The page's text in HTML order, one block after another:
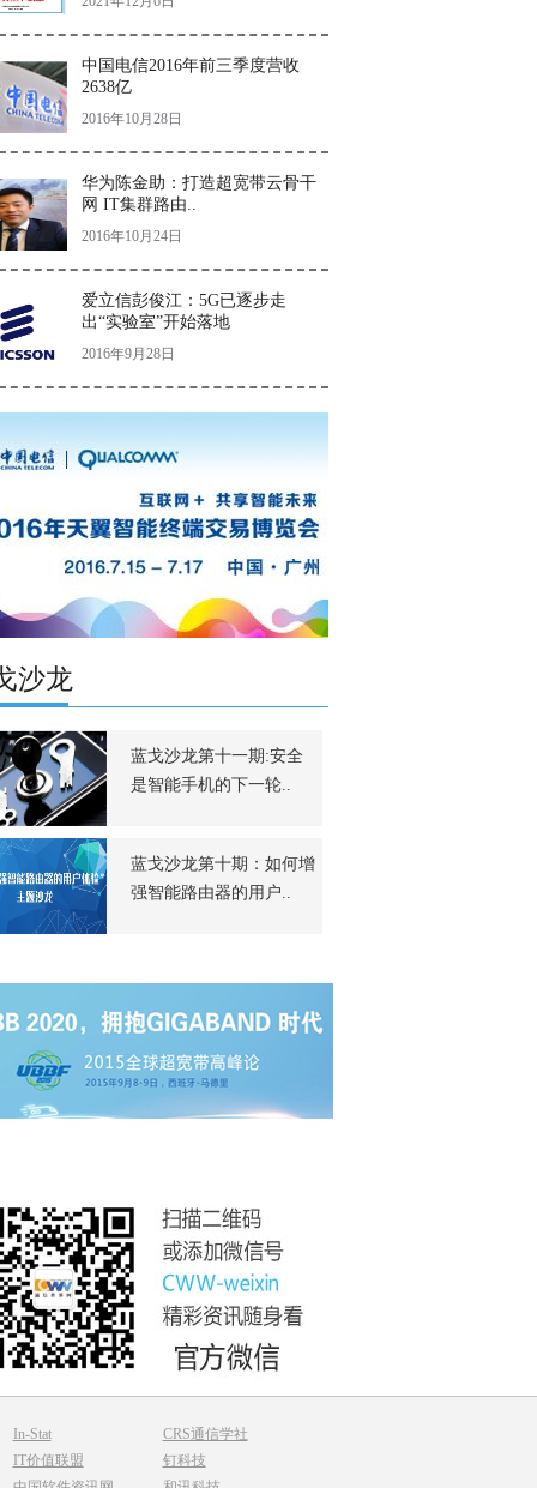
中国电信2016年前三季度营收
2638亿
2016年10月28日
华为陈金助：打造超宽带云骨干
网 IT集群路由..
2016年10月24日
爱立信彭俊江：5G已逐步走
出“实验室”开始落地
2016年9月28日
沙龙
蓝戈沙龙第十一期:安全
是智能手机的下一轮..
蓝戈沙龙第十期：如何增
强智能路由器的用户..